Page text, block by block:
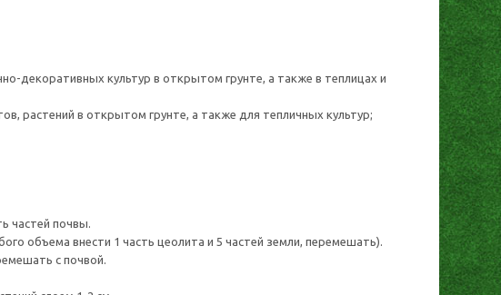
декоративных культур в открытом грунте, а также в теплицах и
растений в открытом грунте, а также для тепличных культур;
частей почвы.
объема внести 1 часть цеолита и 5 частей земли, перемешать).
с почвой.